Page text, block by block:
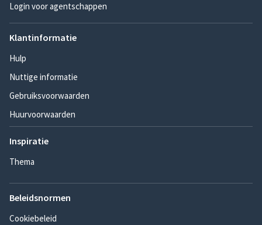
Login voor agentschappen
Klantinformatie
Hulp
Nuttige informatie
Gebruiksvoorwaarden
Huurvoorwaarden
Inspiratie
Thema
Beleidsnormen
Cookiebeleid